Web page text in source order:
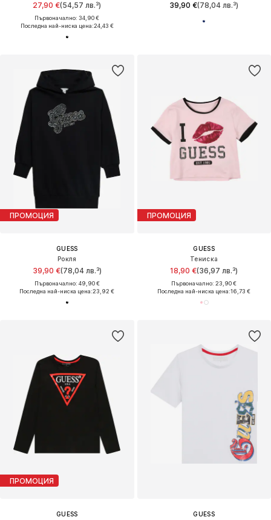
27,90 €(54,57 лв.³)
Първоначално: 34,90 €
Последна най-ниска цена:24,43 €
39,90 €(78,04 лв.³)
ПРОМОЦИЯ
GUESS
Рокля
39,90 €(78,04 лв.³)
Първоначално: 49,90 €
Последна най-ниска цена:23,92 €
ПРОМОЦИЯ
GUESS
Тениска
18,90 €(36,97 лв.³)
Първоначално: 23,90 €
Последна най-ниска цена:16,73 €
ПРОМОЦИЯ
GUESS
GUESS